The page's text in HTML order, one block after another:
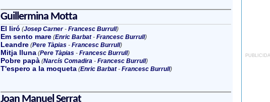
Guillermina Motta
El liró (Josep Carner- Francesc Burrull)
Em sento mare (Enric Barbat- Francesc Burrull)
Leandre (Pere Tàpias- Francesc Burrull)
Mitja lluna (Pere Tàpias- Francesc Burrull)
Pobre papà (Narcís Comadira- Francesc Burrull)
T'espero a la moqueta (Enric Barbat- Francesc Burrull)
Joan Manuel Serrat